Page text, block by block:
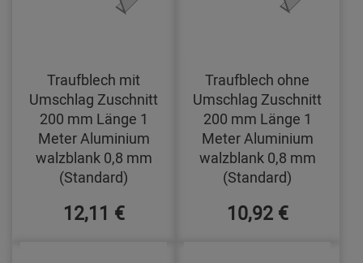
Traufblech mit
Umschlag Zuschnitt
200 mm Länge 1
Meter Aluminium
walzblank 0,8 mm
(Standard)
12,11 €
Traufblech ohne
Umschlag Zuschnitt
200 mm Länge 1
Meter Aluminium
walzblank 0,8 mm
(Standard)
10,92 €